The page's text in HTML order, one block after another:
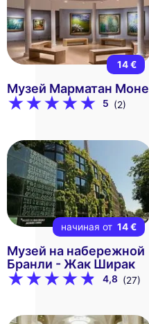
14 €
Музей Марматан Моне
5 (2)
начиная от 14 €
Музей на набережной
Бранли - Жак Ширак
4,8 (27)